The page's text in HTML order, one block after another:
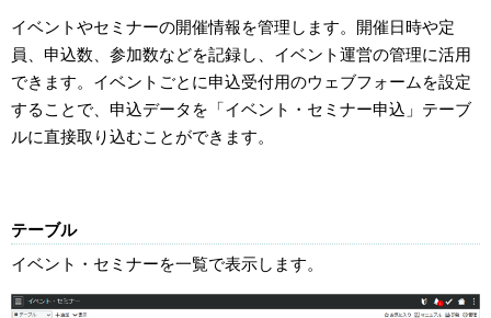
イベントやセミナーの開催情報を管理します。開催日時や定
員、申込数、参加数などを記録し、イベント運営の管理に活用
できます。イベントごとに申込受付用のウェブフォームを設定
することで、申込データを「イベント・セミナー申込」テーブ
ルに直接取り込むことができます。
テーブル
イベント・セミナーを一覧で表示します。